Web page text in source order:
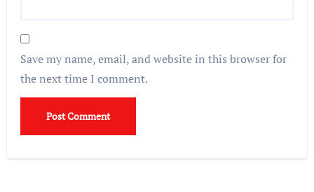
Save my name, email, and website in this browser for
the next time I comment.